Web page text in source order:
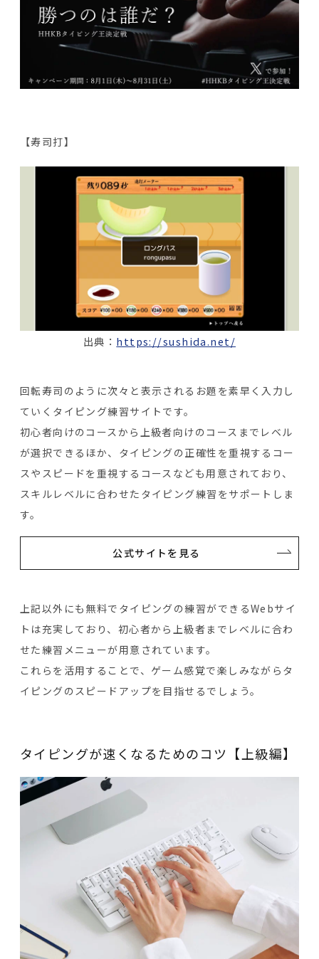
【寿司打】
出典： https://sushida.net/
回転寿司のように次々と表示されるお題を素早く入力し
ていくタイピング練習サイトです。
初心者向けのコースから上級者向けのコースまでレベル
が選択できるほか、タイピングの正確性を重視するコー
スやスピードを重視するコースなども用意されており、
スキルレベルに合わせたタイピング練習をサポートしま
す。
公式サイトを見る
上記以外にも無料でタイピングの練習ができるWebサイ
トは充実しており、初心者から上級者までレベルに合わ
せた練習メニューが用意されています。
これらを活用することで、ゲーム感覚で楽しみながらタ
イピングのスピードアップを目指せるでしょう。
タイピングが速くなるためのコツ【上級編】